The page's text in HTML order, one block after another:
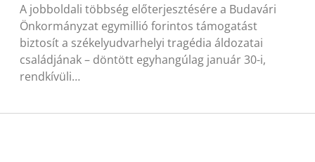
A jobboldali többség előterjesztésére a Budavári
Önkormányzat egymillió forintos támogatást
biztosít a székelyudvarhelyi tragédia áldozatai
családjának – döntött egyhangúlag január 30-i,
rendkívüli…